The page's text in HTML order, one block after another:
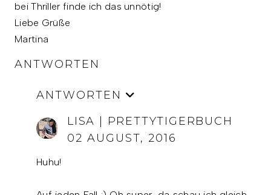
bei Thriller finde ich das unnötig!
Liebe Grüße
Martina
ANTWORTEN
ANTWORTEN
LISA | PRETTYTIGERBUCH
02 AUGUST, 2016
Huhu!